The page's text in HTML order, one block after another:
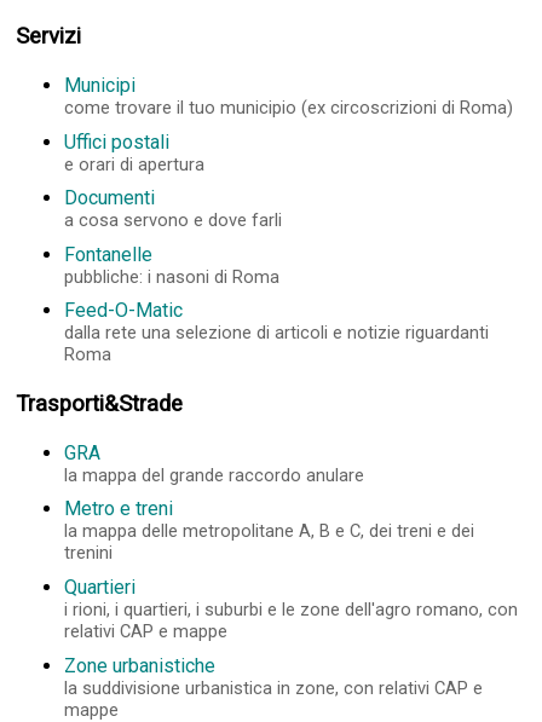
Servizi
Municipi
come trovare il tuo municipio (ex circoscrizioni di Roma)
Uffici postali
e orari di apertura
Documenti
a cosa servono e dove farli
Fontanelle
pubbliche: i nasoni di Roma
Feed-O-Matic
dalla rete una selezione di articoli e notizie riguardanti
Roma
Trasporti&Strade
GRA
la mappa del grande raccordo anulare
Metro e treni
la mappa delle metropolitane A, B e C, dei treni e dei
trenini
Quartieri
i rioni, i quartieri, i suburbi e le zone dell'agro romano, con
relativi CAP e mappe
Zone urbanistiche
la suddivisione urbanistica in zone, con relativi CAP e
mappe